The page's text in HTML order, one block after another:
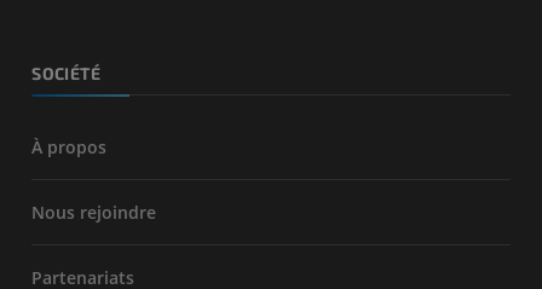
SOCIÉTÉ
À propos
Nous rejoindre
Partenariats